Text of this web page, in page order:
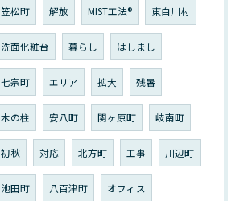
笠松町 解放 MIST工法®︎ 東白川村
洗面化粧台 暮らし はしまし
七宗町 エリア 拡大 残暑
木の柱 安八町 関ヶ原町 岐南町
初秋 対応 北方町 工事 川辺町
池田町 八百津町 オフィス